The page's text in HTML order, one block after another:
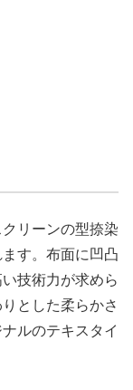
リーンの型捺染
す。布面に凹凸
技術力が求めら
とした柔らかさ
ルのテキスタイ